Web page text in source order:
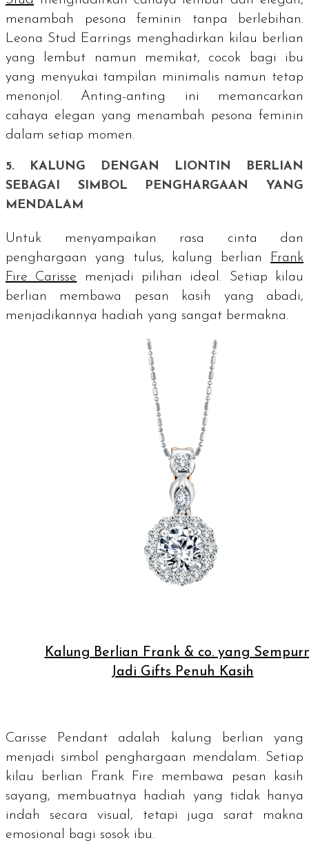
menambah pesona feminin tanpa berlebihan.
Leona Stud Earrings menghadirkan kilau berlian
yang lembut namun memikat, cocok bagi ibu
yang menyukai tampilan minimalis namun tetap
menonjol. Anting-anting ini memancarkan
cahaya elegan yang menambah pesona feminin
dalam setiap momen.
5. KALUNG DENGAN LIONTIN BERLIAN
SEBAGAI SIMBOL PENGHARGAAN YANG
MENDALAM
Untuk menyampaikan rasa cinta dan
penghargaan yang tulus, kalung berlian
Frank
Fire Carisse menjadi pilihan ideal. Setiap kilau
berlian membawa pesan kasih yang abadi,
menjadikannya hadiah yang sangat bermakna.
Kalung Berlian Frank & co. yang
Jadi Gifts Penuh Kasih
Carisse Pendant adalah kalung berlian yang
menjadi simbol penghargaan mendalam. Setiap
kilau berlian Frank Fire membawa pesan kasih
sayang, membuatnya hadiah yang tidak hanya
indah secara visual, tetapi juga sarat makna
emosional bagi sosok ibu.